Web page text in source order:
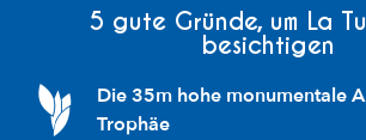
5 gute Gründe, um La
besichtigen
Die 35m hohe monumentale
Trophäe